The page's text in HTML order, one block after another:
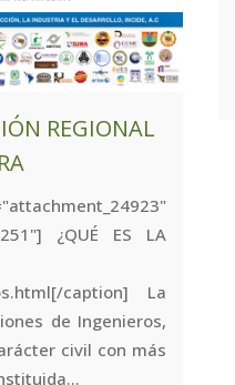
REGIONAL
¿QUÉ ES LA
caption] La
de Ingenieros,
civil con más